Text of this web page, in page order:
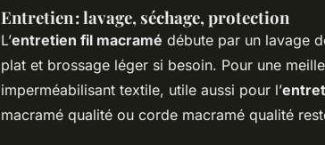
Entretien : lavage, séchage, protection
L’entretien fil macramé débute par un lavage
plat et brossage léger si besoin. Pour une
imperméabilisant textile, utile aussi pour l’
macramé qualité ou corde macramé qualité